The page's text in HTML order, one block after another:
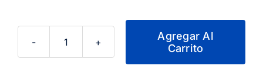
Notebook
Agregar Al
Carrito